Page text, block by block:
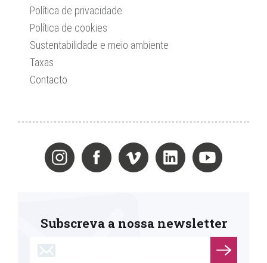
Política de privacidade
Política de cookies
Sustentabilidade e meio ambiente
Taxas
Contacto
Subscreva a nossa newsletter